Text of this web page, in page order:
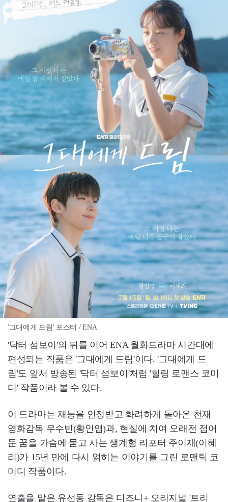
'그대에게 드림' 포스터 / ENA
'닥터 섬보이'의 뒤를 이어 ENA 월화드라마 시간대에
편성되는 작품은 '그대에게 드림'이다. '그대에게 드
림'도 앞서 방송된 '닥터 섬보이'처럼 '힐링 로맨스 코미
디' 작품이라 볼 수 있다.
이 드라마는 재능을 인정받고 화려하게 돌아온 천재
영화감독 우수빈(황인엽)과, 현실에 치여 오래전 접어
둔 꿈을 가슴에 묻고 사는 생계형 리포터 주이재(이혜
리)가 15년 만에 다시 얽히는 이야기를 그린 로맨틱 코
미디 작품이다.
연출을 맡은 유선동 감독은 디즈니+ 오리지널 '트리